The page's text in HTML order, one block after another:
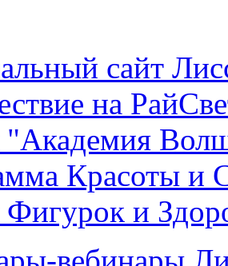
сайт
на
Красоты и
и